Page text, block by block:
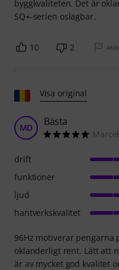
byggkvaliteten. Det är
SQ+-serien oslagbar.
10 2
Visa original
MD Bästa
96Hz motiverar
oklanderligt rent. Lätt att
är av mycket god kvalitet
drift
funktioner
ljud
hantverkskvalitet